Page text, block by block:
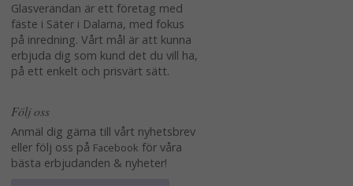
Glasverandan är ett företag med
fäste i Säter i Dalarna, med fokus
på inredning. Vårt mål är att kunna
erbjuda dig som kund det du vill ha,
på ett enkelt och prisvärt sätt.
Följ oss
Anmäl dig gärna till vårt nyhetsbrev
eller följ oss på Facebook för våra
bästa erbjudanden & nyheter!